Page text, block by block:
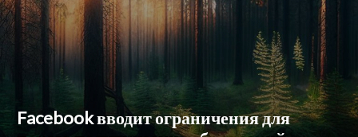
Facebook вводит ограничения для